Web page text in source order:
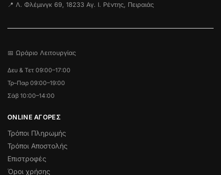
📍 Λ. Φλέμινγκ 69, 18233 Αγ. Ι. Ρέντης, Πειραιάς
📅 Ωράριο Λειτουργίας
Δευ & Τετ 09:00–17:00
Τρ–Παρ 09:00–19:00
Σάβ 10:00–14:00
ONLINE ΑΓΟΡΕΣ
Τρόποι Πληρωμής
Τρόποι Αποστολής
Επιστροφές
Όροι χρήσης